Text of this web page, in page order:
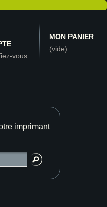
vous
MON PANIER
(vide)
imprimante